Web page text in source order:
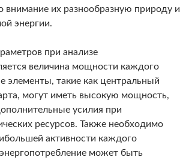
внимание их разнообразную природу и
энергии.
при анализе
величина мощности каждого
элементы, такие как центральный
могут иметь высокую мощность,
усилия при
ресурсов. Также необходимо
активности каждого
может быть